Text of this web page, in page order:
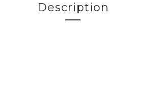
Description